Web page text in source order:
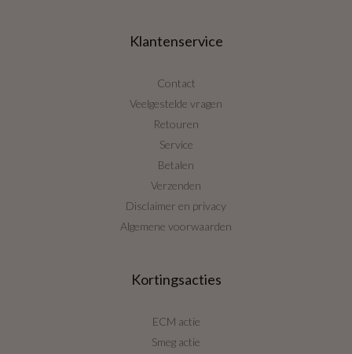
Klantenservice
Contact
Veelgestelde vragen
Retouren
Service
Betalen
Verzenden
Disclaimer en privacy
Algemene voorwaarden
Kortingsacties
ECM actie
Smeg actie